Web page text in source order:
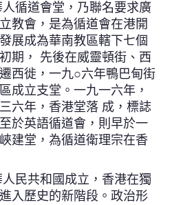
循道會堂，乃聯名要求廣
教會，是為循道會在港開
展成為華南教區轄下七個
期， 先後在威靈頓街、西
西徙，一九○六年鴨巴甸街
成立支堂。一九一六年，
六年，香港堂落 成，標誌
於英語循道會，則早於一
建堂，為循道衛理宗在香
共和國成立，香港在獨
入歷史的新階段。政治形